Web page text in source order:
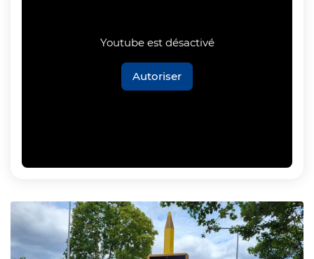
Youtube est désactivé
Autoriser